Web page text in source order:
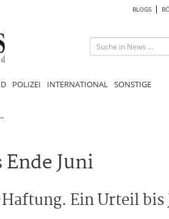
BLOGS
POLIZEI INTERNATIONAL SONSTIGE
Juni
Ein Urteil